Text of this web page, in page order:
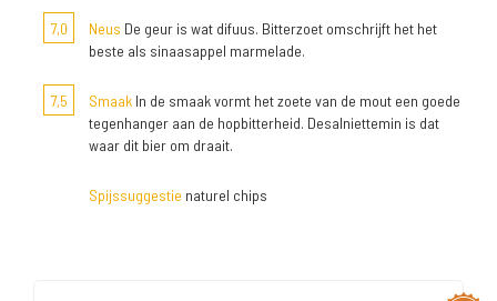
7,0 Neus De geur is wat difuus. Bitterzoet omschrijft het het
beste als sinaasappel marmelade.
7,5 Smaak In de smaak vormt het zoete van de mout een goede
tegenhanger aan de hopbitterheid. Desalniettemin is dat
waar dit bier om draait.
Spijssuggestie naturel chips